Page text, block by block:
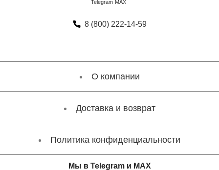
8 (800) 222-14-59
О компании
Доставка и возврат
Политика конфиденциальности
Мы в Telegram и MAX